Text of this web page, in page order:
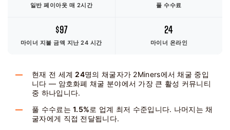
일반 페이아웃 매 2시간 풀 수수료
$97
마이너 지불 금액 지난 24 시간
24
마이너 온라인
현재 전 세계 24명의 채굴자가 2Miners에서 채굴 중입
니다 — 암호화폐 채굴 분야에서 가장 큰 활성 커뮤니티
중 하나입니다.
풀 수수료는1.5%로 업계 최저 수준입니다. 나머지는 채
굴자에게 직접 전달됩니다.